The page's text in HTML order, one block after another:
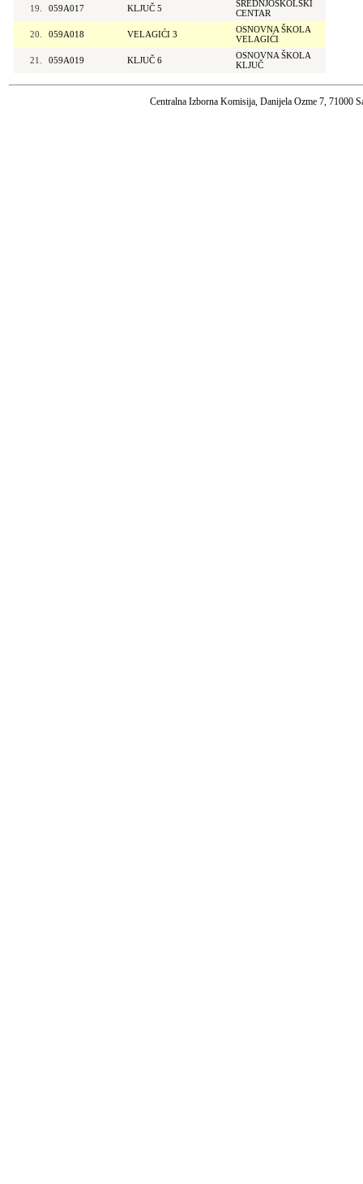
19. 059A017 KLJUČ 5
SREDNJOŠKOLSKI
CENTAR
20. 059A018 VELAGIĆI 3
OSNOVNA ŠKOLA
VELAGIĆI
21. 059A019 KLJUČ 6
OSNOVNA ŠKOLA
KLJUČ
Centralna Izborna Komisija, Danijela Ozme 7, 71000